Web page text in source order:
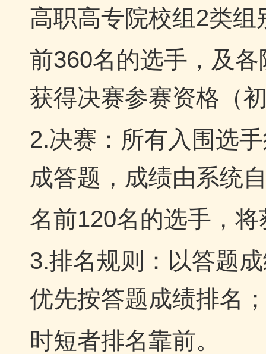
高职高专院校组2类
前360名的选手，及
获得决赛参赛资格（
2.决赛：所有入围选
成答题，成绩由系统
名前120名的选手，
3.排名规则：以答题
优先按答题成绩排名
时短者排名靠前。